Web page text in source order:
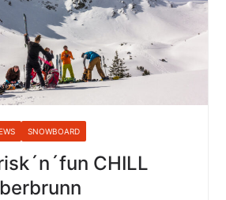
SNOWBOARD
CHILL